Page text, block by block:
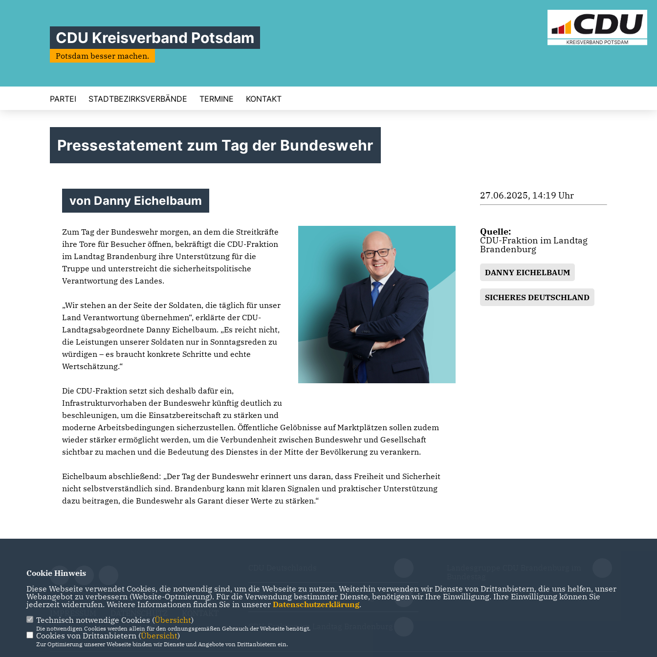
CDU Kreisverband Potsdam
Potsdam besser machen.
PARTEI STADTBEZIRKSVERBÄNDE TERMINE KONTAKT
Pressestatement zum Tag der Bundeswehr
von Danny Eichelbaum
Zum Tag der Bundeswehr morgen, an dem die Streitkräfte
ihre Tore für Besucher öffnen, bekräftigt die CDU-Fraktion
im Landtag Brandenburg ihre Unterstützung für die
Truppe und unterstreicht die sicherheitspolitische
Verantwortung des Landes.
Wir stehen an der Seite der Soldaten, die täglich für unser
Land Verantwortung übernehmen“, erklärte der CDU-
Landtagsabgeordnete Danny Eichelbaum. „Es reicht nicht,
die Leistungen unserer Soldaten nur in Sonntagsreden zu
würdigen – es braucht konkrete Schritte und echte
Wertschätzung.“
Die CDU-Fraktion setzt sich deshalb dafür ein,
Infrastrukturvorhaben der Bundeswehr künftig deutlich zu
beschleunigen, um die Einsatzbereitschaft zu stärken und
moderne Arbeitsbedingungen sicherzustellen. Öffentliche Gelöbnisse auf Marktplätzen sollen zudem
wieder stärker ermöglicht werden, um die Verbundenheit zwischen Bundeswehr und Gesellschaft
sichtbar zu machen und die Bedeutung des Dienstes in der Mitte der Bevölkerung zu verankern.
Eichelbaum abschließend: „Der Tag der Bundeswehr erinnert uns daran, dass Freiheit und Sicherheit
nicht selbstverständlich sind. Brandenburg kann mit klaren Signalen und praktischer Unterstützung
dazu beitragen, die Bundeswehr als Garant dieser Werte zu stärken.“
27.06.2025, 14:19 Uhr
Quelle:
CDU-Fraktion im Landtag
Brandenburg
DANNY EICHELBAUM
SICHERES DEUTSCHLAND
CDU Landesverband Brandenburg
CDU-Fraktion im Landtag Brandenburg
Cookie Hinweis
Diese Webseite verwendet Cookies, die notwendig sind, um die Webseite zu nutzen. Weiterhin verwenden wir Dienste von Drittanbietern, die uns helfen, unser
Webangebot zu verbessern (Website-Optmierung). Für die Verwendung bestimmter Dienste, benötigen wir Ihre Einwilligung. Ihre Einwilligung können Sie
jederzeit widerrufen. Weitere Informationen finden Sie in unserer Datenschutzerklärung.
Technisch notwendige Cookies (Übersicht)
Die notwendigen Cookies werden allein für den ordnungsgemäßen Gebrauch der Webseite benötigt.
Cookies von Drittanbietern (Übersicht)
Zur Optimierung unserer Webseite binden wir Dienste und Angebote von Drittanbietern ein.